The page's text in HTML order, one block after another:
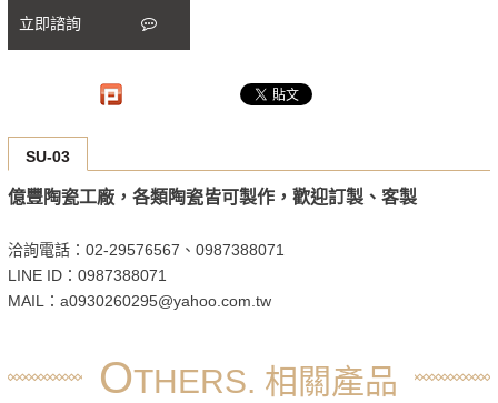
立即諮詢
SU-03
億豐陶瓷工廠，各類陶瓷皆可製作，歡迎訂製、客製
洽詢電話：02-29576567、0987388071
LINE ID：0987388071
MAIL：a0930260295@yahoo.com.tw
OTHERS. 相關產品